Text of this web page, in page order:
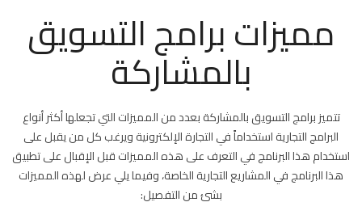
مميزات برامج التسويق
بالمشاركة
تتميز برامج التسويق بالمشاركة بعدد من المميزات التي تجعلها أكثر أنواع
البرامج التجارية استخداماً في التجارة الإلكترونية ويرغب كل من يقبل على
استخدام هذا البرنامج في التعرف على هذه المميزات قبل الإقبال على تطبيق
هذا البرنامج في المشاريع التجارية الخاصة، وفيما يلي عرض لهذه المميزات
بشئ من التفصيل: